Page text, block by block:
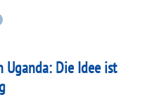
Die Idee ist